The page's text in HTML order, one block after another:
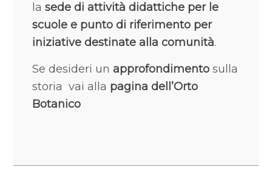
la sede di attività didattiche per le
scuole e punto di riferimento per
iniziative destinate alla comunità.
Se desideri un approfondimentosulla
storia vai alla pagina dell’Orto
Botanico